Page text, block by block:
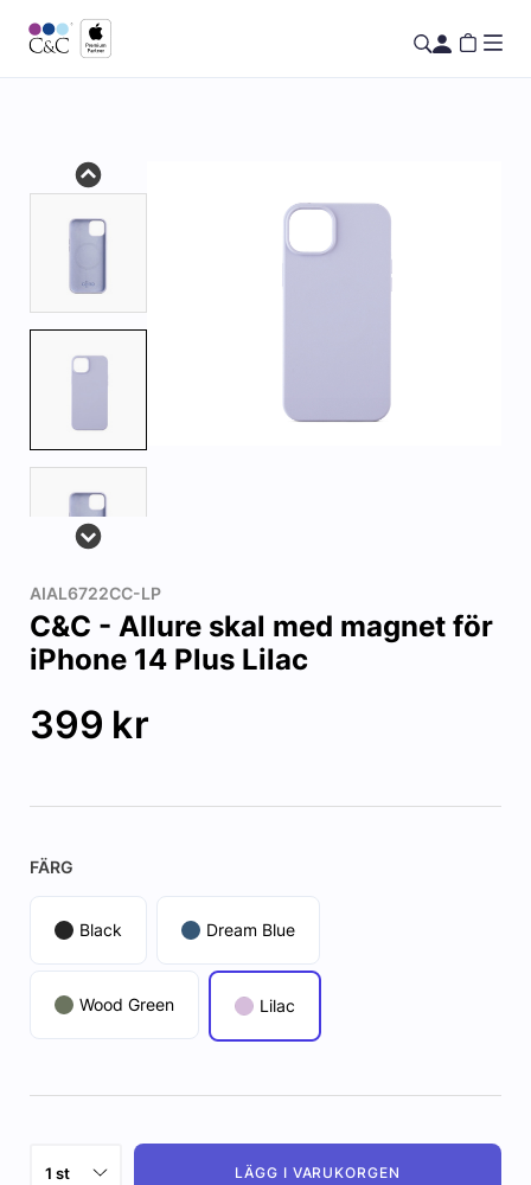
AIAL6722CC-LP
C&C - Allure skal med magnet för
iPhone 14 Plus Lilac
399 kr
FÄRG
Black Dream Blue
Wood Green Lilac
LÄGG I VARUKORGEN